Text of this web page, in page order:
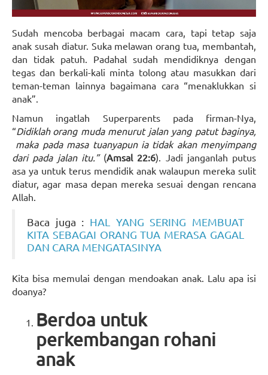
Sudah mencoba berbagai macam cara, tapi tetap saja
anak susah diatur. Suka melawan orang tua, membantah,
dan tidak patuh. Padahal sudah mendidiknya dengan
tegas dan berkali-kali minta tolong atau masukkan dari
teman-teman lainnya bagaimana cara “menaklukkan si
anak”.
Namun ingatlah Superparents pada firman-Nya,
“Didiklah orang muda menurut jalan yang patut baginya,
maka pada masa tuanyapun ia tidak akan menyimpang
dari pada jalan itu.”(Amsal 22:6). Jadi janganlah putus
asa ya untuk terus mendidik anak walaupun mereka sulit
diatur, agar masa depan mereka sesuai dengan rencana
Allah.
Baca juga : HAL YANG SERING MEMBUAT
KITA SEBAGAI ORANG TUA MERASA GAGAL
DAN CARA MENGATASINYA
Kita bisa memulai dengan mendoakan anak. Lalu apa isi
doanya?
Berdoa untuk
perkembangan rohani
anak